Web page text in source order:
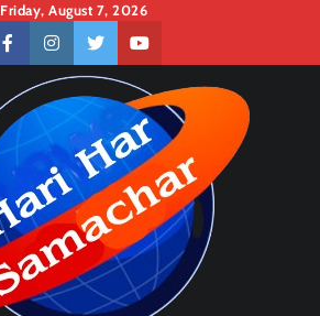
Friday, August 7, 2026
facebookinstagramtwitteryoutube